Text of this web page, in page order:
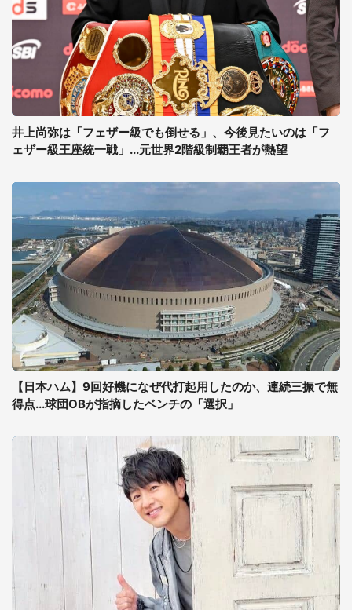
井上尚弥は「フェザー級でも倒せる」、今後見たいのは「フ
ェザー級王座統一戦」...元世界2階級制覇王者が熱望
【日本ハム】9回好機になぜ代打起用したのか、連続三振で無
得点...球団OBが指摘したベンチの「選択」